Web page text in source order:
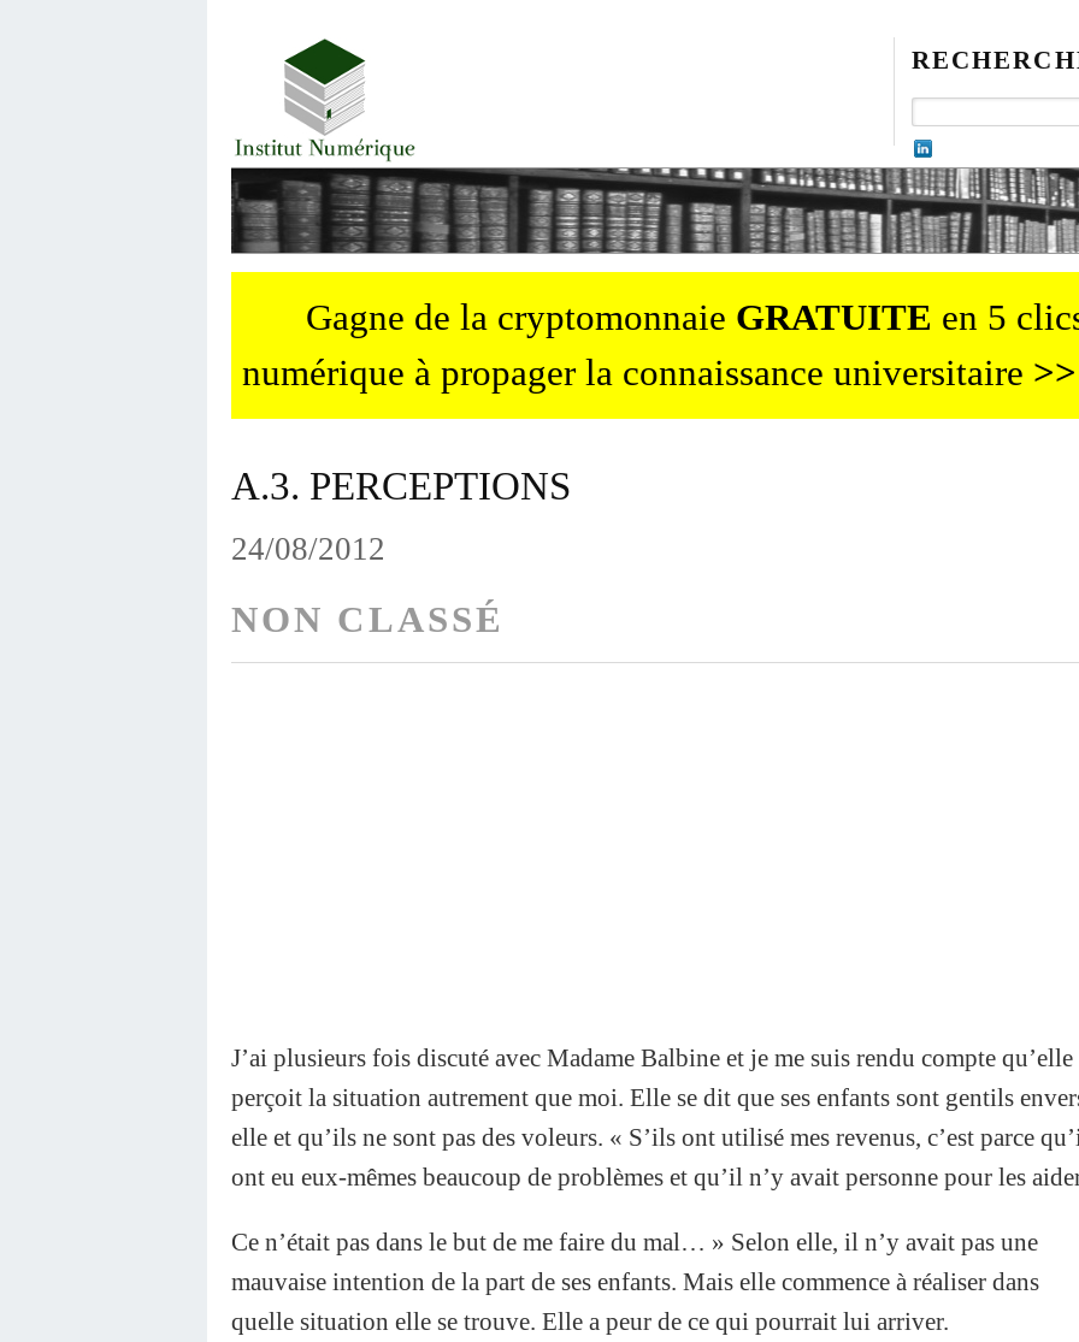
Gagne de la cryptomonnaie GRATUITE en 5
numérique à propager la connaissance universitaire
A.3. PERCEPTIONS
24/08/2012
NON CLASSÉ
J’ai plusieurs fois discuté avec Madame Balbine et je me suis rendu compte qu’elle
perçoit la situation autrement que moi. Elle se dit que ses enfants sont gentils
elle et qu’ils ne sont pas des voleurs. « S’ils ont utilisé mes revenus, c’est parce
ont eu eux-mêmes beaucoup de problèmes et qu’il n’y avait personne pour les
Ce n’était pas dans le but de me faire du mal… » Selon elle, il n’y avait pas une
mauvaise intention de la part de ses enfants. Mais elle commence à réaliser dans
quelle situation elle se trouve. Elle a peur de ce qui pourrait lui arriver.